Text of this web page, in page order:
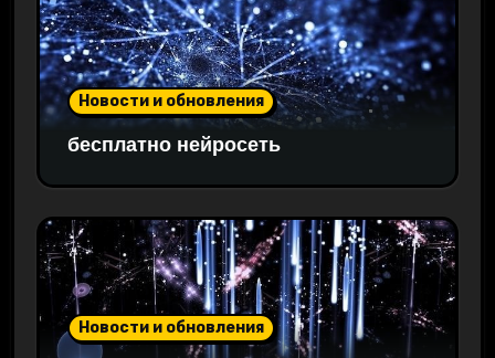
Новости и обновления
бесплатно нейросеть
Новости и обновления